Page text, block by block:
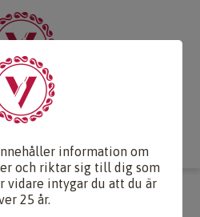
TV Om oss
TV
information om
och riktar sig till dig som
vidare intygar du att du är
25 år.